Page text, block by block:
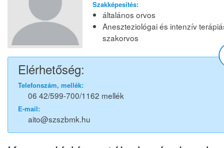
Szakképesítés:
általános orvos
Aneszteziológai és intenzív
szakorvos
Elérhetőség:
Telefonszám, mellék:
06 42/599-700/1162 mellék
E-mail:
aito@szszbmk.hu